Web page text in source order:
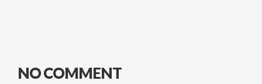
NO COMMENT